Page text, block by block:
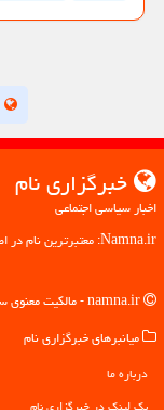
خبرگزاری نام
اخبار سیاسی اجتماعی
Namna.ir: معتبرترین نام در اطلاع رسانی اخبار سیاسی و اجتماعی، گامی مطمئن به سوی آگاهی
میانبرهای خبرگزاری نام
درباره ما